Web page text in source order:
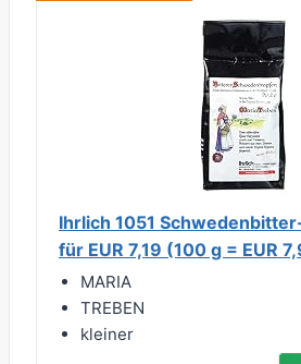
Ihrlich 1051
für EUR 7,19 (100 g = EUR
MARIA
TREBEN
kleiner